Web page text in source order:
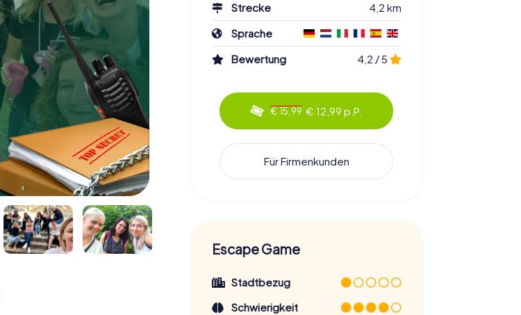
Strecke
4,2 km
Sprache
Bewertung
4,2 / 5
€ 15,99 € 12,99 p.P.
Für Firmenkunden
Escape Game
Stadtbezug
Schwierigkeit